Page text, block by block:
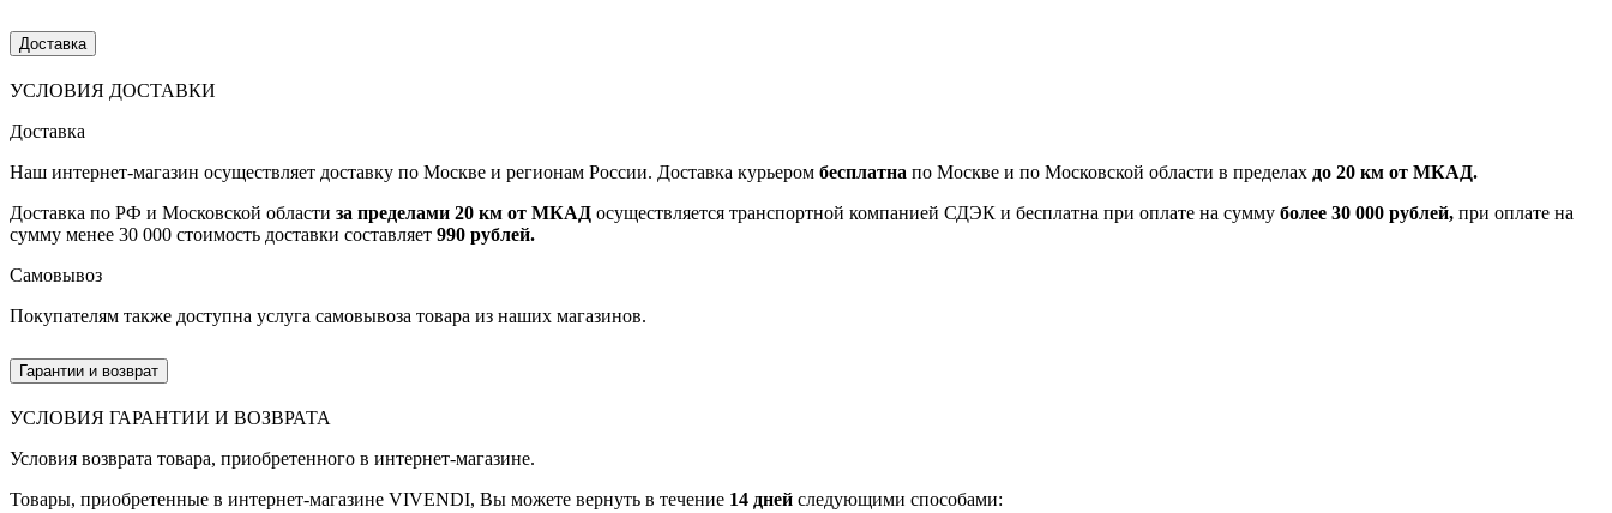
Доставка
УСЛОВИЯ ДОСТАВКИ
Доставка
Наш интернет-магазин осуществляет доставку по Москве и регионам России. Доставка курьером бесплатна по Москве и по Московской области в пределах до 20 км от МКАД.
Доставка по РФ и Московской области за пределами 20 км от МКАД осуществляется транспортной компанией СДЭК и бесплатна при оплате на сумму более 30 000 рублей, при оплате на
сумму менее 30 000 стоимость доставки составляет 990 рублей.
Самовывоз
Покупателям также доступна услуга самовывоза товара из наших магазинов.
Гарантии и возврат
УСЛОВИЯ ГАРАНТИИ И ВОЗВРАТА
Условия возврата товара, приобретенного в интернет-магазине.
Товары, приобретенные в интернет-магазине VIVENDI, Вы можете вернуть в течение 14 дней следующими способами: